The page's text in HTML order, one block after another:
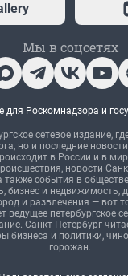
Мы в соцсетях
для Роскомнадзора и
сетевое издание,
но и последние
в России и в
новости
также события в
бизнес и недвижимость,
и развлечения — вот
ведущее петербургское
Санкт-Петербург
бизнеса и политики,
горожан.